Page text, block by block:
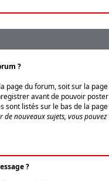
?
page du forum, soit sur la page
avant de pouvoir poster
sont listés sur le bas de la page
de nouveaux sujets, vous pouvez
?